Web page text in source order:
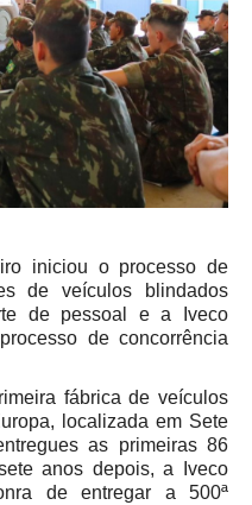
iniciou o processo de
de veículos blindados
de pessoal e a Iveco
de concorrência
fábrica de veículos
localizada em Sete
as primeiras 86
anos depois, a Iveco
de entregar a 500ª